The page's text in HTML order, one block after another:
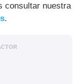
consultar nuestra
.